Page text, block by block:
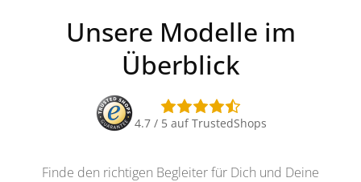
Unsere Modelle im
Überblick
4.7 / 5 auf TrustedShops
Finde den richtigen Begleiter für Dich und Deine